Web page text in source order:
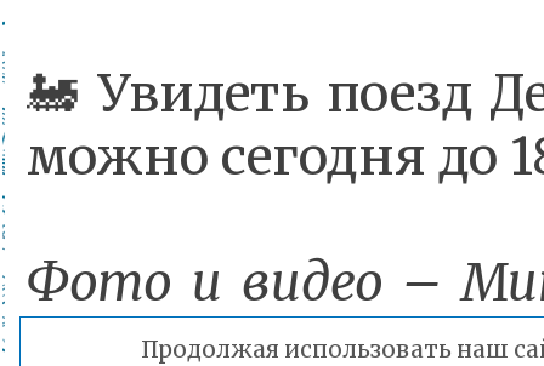
🚂 Увидеть поезд
можно сегодня до
Фото и видео –
Забайкалья
Продолжая использовать наш